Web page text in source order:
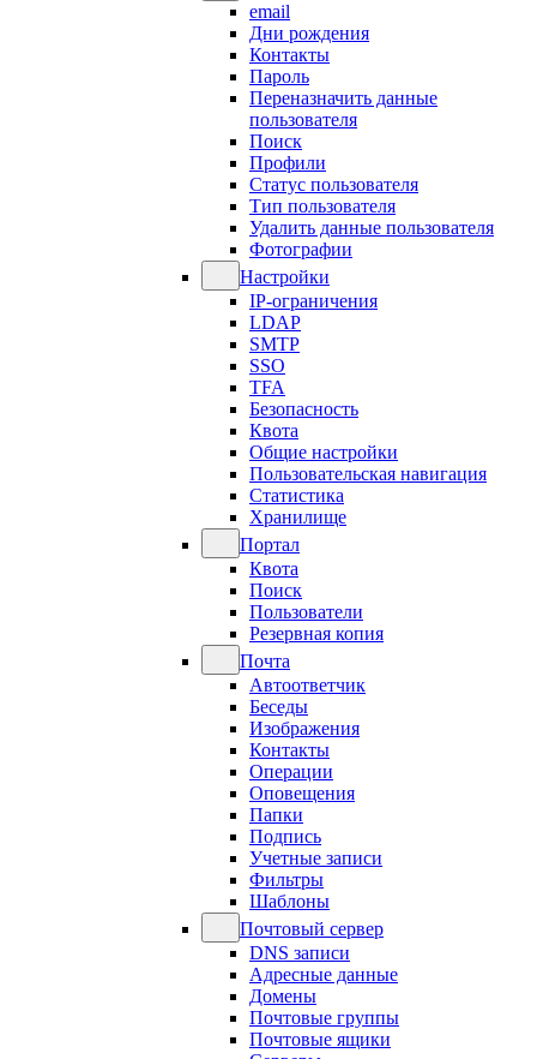
email
Дни рождения
Контакты
Пароль
Переназначить данные
пользователя
Поиск
Профили
Статус пользователя
Тип пользователя
Удалить данные пользователя
Фотографии
Настройки
IP-ограничения
LDAP
SMTP
SSO
TFA
Безопасность
Квота
Общие настройки
Пользовательская навигация
Статистика
Хранилище
Портал
Квота
Поиск
Пользователи
Резервная копия
Почта
Автоответчик
Беседы
Изображения
Контакты
Операции
Оповещения
Папки
Подпись
Учетные записи
Фильтры
Шаблоны
Почтовый сервер
DNS записи
Адресные данные
Домены
Почтовые группы
Почтовые ящики